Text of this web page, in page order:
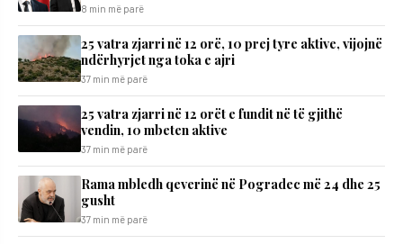
8 min më parë
25 vatra zjarri në 12 orë, 10 prej tyre aktive, vijojnë
ndërhyrjet nga toka e ajri
37 min më parë
25 vatra zjarri në 12 orët e fundit në të gjithë
vendin, 10 mbeten aktive
37 min më parë
Rama mbledh qeverinë në Pogradec më 24 dhe 25
gusht
37 min më parë